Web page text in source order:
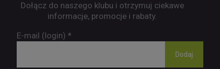
Dołącz do naszego klubu i otrzymuj ciekawe
informacje, promocje i rabaty.
E-mail (login) *